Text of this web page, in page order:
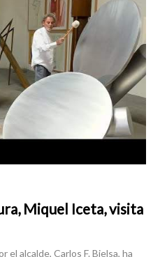
Miquel Iceta, visita
el alcalde, Carlos F. Bielsa, ha